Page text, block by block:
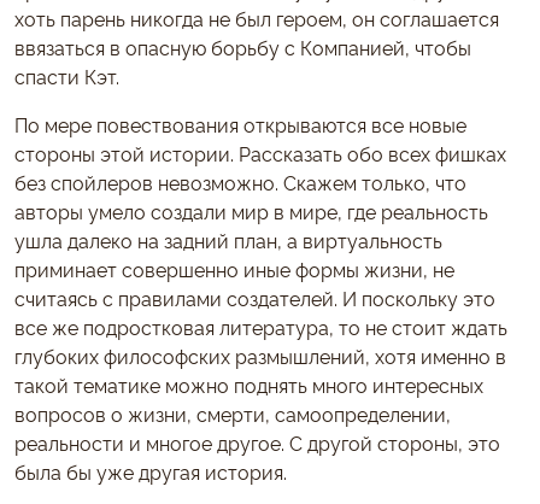
хоть парень никогда не был героем, он соглашается
ввязаться в опасную борьбу с Компанией, чтобы
спасти Кэт.
По мере повествования открываются все новые
стороны этой истории. Рассказать обо всех фишках
без спойлеров невозможно. Скажем только, что
авторы умело создали мир в мире, где реальность
ушла далеко на задний план, а виртуальность
приминает совершенно иные формы жизни, не
считаясь с правилами создателей. И поскольку это
все же подростковая литература, то не стоит ждать
глубоких философских размышлений, хотя именно в
такой тематике можно поднять много интересных
вопросов о жизни, смерти, самоопределении,
реальности и многое другое. С другой стороны, это
была бы уже другая история.